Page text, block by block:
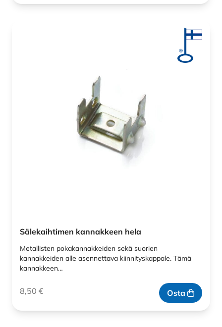
Sälekaihtimen kannakkeen hela
Metallisten pokakannakkeiden sekä suorien
kannakkeiden alle asennettava kiinnityskappale. Tämä
kannakkeen…
8,50 € Osta